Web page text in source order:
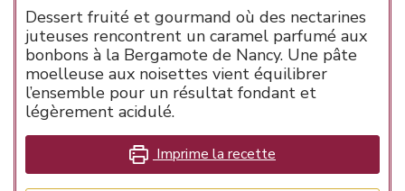
Dessert fruité et gourmand où des nectarines
juteuses rencontrent un caramel parfumé aux
bonbons à la Bergamote de Nancy. Une pâte
moelleuse aux noisettes vient équilibrer
l’ensemble pour un résultat fondant et
légèrement acidulé.
Imprime la recette